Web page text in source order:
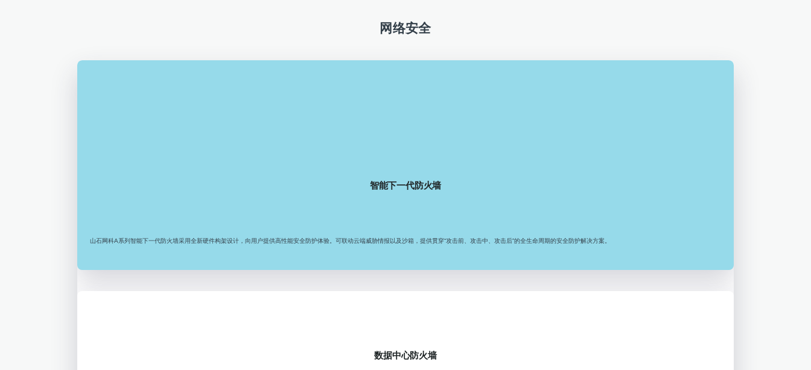
网络安全
智能下一代防火墙
山石网科A系列智能下一代防火墙采用全新硬件构架设计，向用户提供高性能安全防护体验。可联动云端威胁情报以及沙箱，提供贯穿“攻击前、攻击中、攻击后”的全生命周期的安全防护解决方案。
数据中心防火墙